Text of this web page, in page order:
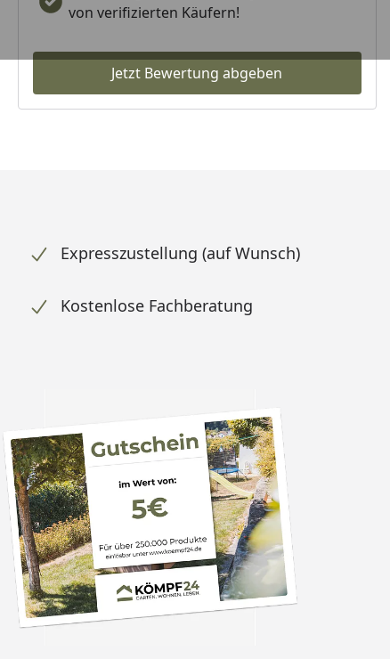
von verifizierten Käufern!
Jetzt Bewertung abgeben
Expresszustellung (auf Wunsch)
Kostenlose Fachberatung